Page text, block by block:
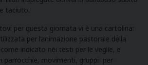
taciuto.
per questa giornata vi è una cartolina:
per l’animazione pastorale della
indicato nei testi per le veglie, e
parrocchie, movimenti, gruppi per